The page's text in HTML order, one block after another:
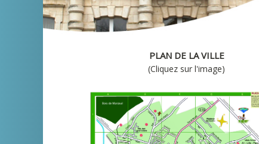
PLAN DE LA VILLE
(Cliquez sur l'image)